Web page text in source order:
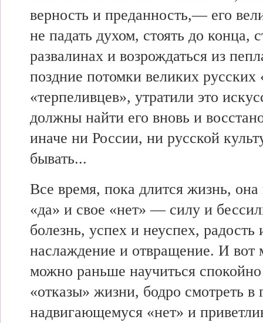
верность и преданность,— его
не падать духом, стоять до конца,
развалинах и возрождаться из
поздние потомки великих русских
«терпеливцев», утратили это
должны найти его вновь и
иначе ни России, ни русской
бывать...
Все время, пока длится жизнь, она
«да» и свое «нет» — силу и
болезнь, успех и неуспех, радость
наслаждение и отвращение. И
можно раньше научиться
«отказы» жизни, бодро смотреть в
надвигающемуся «нет» и